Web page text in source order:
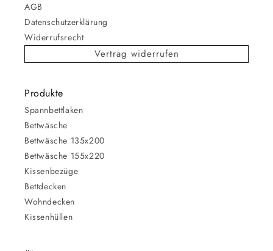
AGB
Datenschutzerklärung
Widerrufsrecht
Vertrag widerrufen
Produkte
Spannbettlaken
Bettwäsche
Bettwäsche 135x200
Bettwäsche 155x220
Kissenbezüge
Bettdecken
Wohndecken
Kissenhüllen